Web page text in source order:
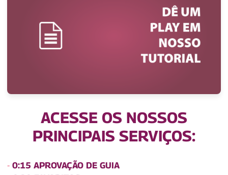
ACESSE OS NOSSOS
PRINCIPAIS SERVIÇOS:
- 0:15 APROVAÇÃO DE GUIA